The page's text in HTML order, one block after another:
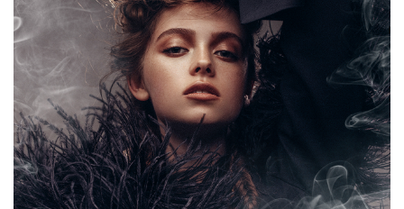
Entire Collection
(1783 Overlays)
Large 6000*4000px
ดาวน์โหลดฟรี